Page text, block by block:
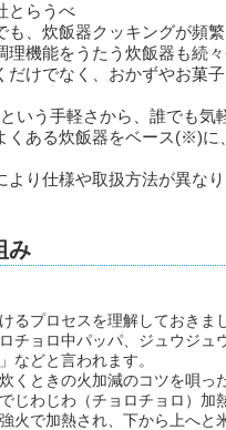
とらうべ
、炊飯器クッキングが頻繁
理機能をうたう炊飯器も続々
だけでなく、おかずやお菓
いう手軽さから、誰でも気
くある炊飯器をベース(※)に
り仕様や取扱方法が異な
み
るプロセスを理解しておきま
チョロ中パッパ、ジュウジ
などと言われます。
くときの火加減のコツを唄っ
じわじわ（チョロチョロ）加
火で加熱され、下から上へと